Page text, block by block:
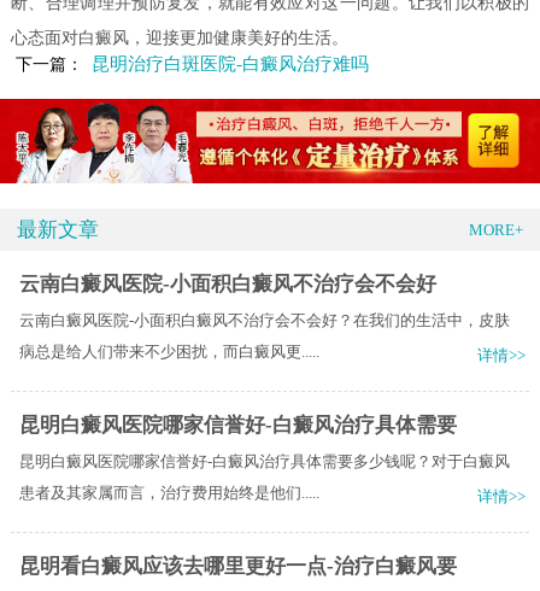
心态面对白癜风，迎接更加健康美好的生活。
下一篇：
昆明治疗白斑医院-白癜风治疗难吗
最新文章 MORE+
云南白癜风医院-小面积白癜风不治疗会不会好
云南白癜风医院-小面积白癜风不治疗会不会好？在我们的生活中，皮肤
病总是给人们带来不少困扰，而白癜风更.....
详情>>
昆明白癜风医院哪家信誉好-白癜风治疗具体需要
昆明白癜风医院哪家信誉好-白癜风治疗具体需要多少钱呢？对于白癜风
患者及其家属而言，治疗费用始终是他们.....
详情>>
昆明看白癜风应该去哪里更好一点-治疗白癜风要